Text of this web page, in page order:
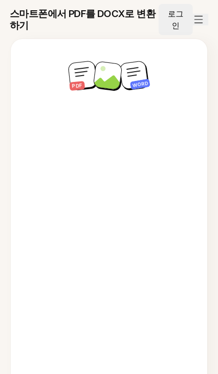
스마트폰에서 PDF를 DOCX로 변환
하기
로그
인